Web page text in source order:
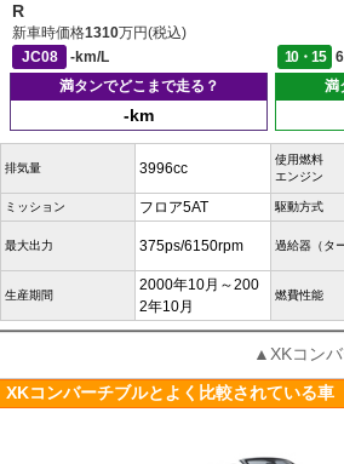
R
新車時価格1310万円(税込)
JC08
-km/L 10・15
満タンでどこまで走る？
-km
満
排気量 3996cc
使用燃料
エンジン
ミッション フロア5AT 駆動方式
最大出力 375ps/6150rpm 過給器（タ
生産期間
2000年10月～200
2年10月
燃費性能
▲XKコン
XKコンバーチブルとよく比較されている車